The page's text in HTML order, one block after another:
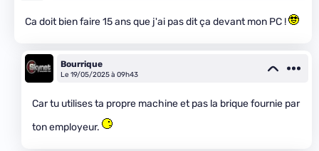
Ca doit bien faire 15 ans que j'ai pas dit ça devant mon PC !
Bourrique
Le 19/05/2025 à 09h43
Car tu utilises ta propre machine et pas la brique fournie par
ton employeur.